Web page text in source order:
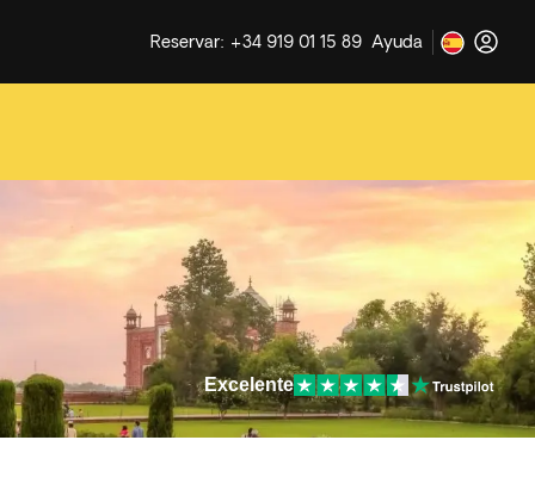
Reservar: +34 919 01 15 89 Ayuda
Excelente